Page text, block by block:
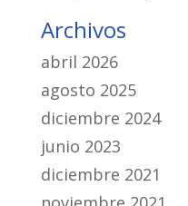
Archivos
abril 2026
agosto 2025
diciembre 2024
junio 2023
diciembre 2021